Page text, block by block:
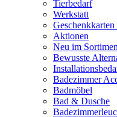
Tierbedarf
Werkstatt
Aktionen
Neu im
Bewusste
Badezimmer
Badmöbel
Bad & Dusche